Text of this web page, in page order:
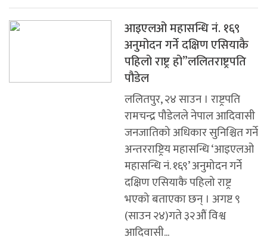
आइएलओ महासन्धि नं. १६९
अनुमोदन गर्ने दक्षिण एसियाकै
पहिलो राष्ट्र हो”ललितराष्ट्रपति
पौडेल
ललितपुर, २४ साउन । राष्ट्रपति
रामचन्द्र पौडेलले नेपाल आदिवासी
जनजातिको अधिकार सुनिश्चित गर्ने
अन्तरराष्ट्रिय महासन्धि ‘आइएलओ
महासन्धि नं. १६९’ अनुमोदन गर्ने
दक्षिण एसियाकै पहिलो राष्ट्र
भएको बताएका छन् । अगष्ट ९
(साउन २४)गते ३२औं विश्व
आदिवासी...